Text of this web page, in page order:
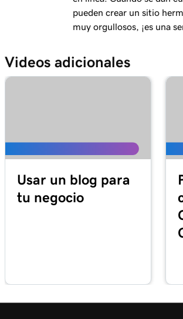
pueden crear un sitio
muy orgullosos, ¡es una
Videos adicionales
Usar un blog para
tu negocio